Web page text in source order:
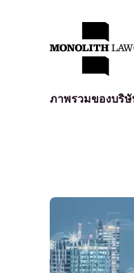
ภาพรวมของบริษั
การป้องกันข้
การตรวจสอ